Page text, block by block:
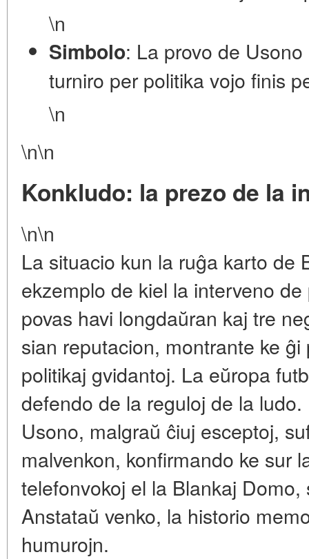
\n
Simbolo: La provo de
turniro per politika vojo finis
\n
\n\n
Konkludo: la prezo de la
\n\n
La situacio kun la ruĝa karto de
ekzemplo de kiel la interveno
povas havi longdaŭran kaj tre
sian reputacion, montrante ke
politikaj gvidantoj. La eŭropa
defendo de la reguloj de la
Usono, malgraŭ ĉiuj esceptoj,
malvenkon, konfirmando ke sur
telefonvokoj el la Blankaj
Anstataŭ venko, la historio
humurojn.